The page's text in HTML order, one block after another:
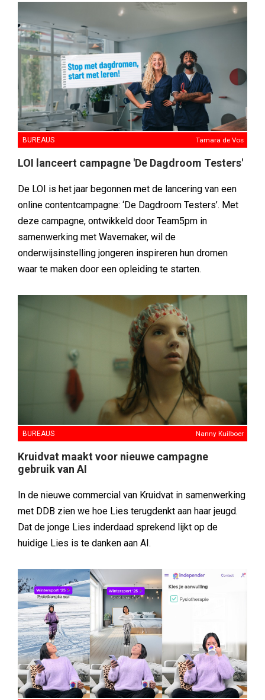
BUREAUS Tamara de Vos
LOI lanceert campagne 'De Dagdroom Testers'
De LOI is het jaar begonnen met de lancering van een
online contentcampagne: ‘De Dagdroom Testers’. Met
deze campagne, ontwikkeld door Team5pm in
samenwerking met Wavemaker, wil de
onderwijsinstelling jongeren inspireren hun dromen
waar te maken door een opleiding te starten.
BUREAUS Nanny Kuilboer
Kruidvat maakt voor nieuwe campagne
gebruik van AI
In de nieuwe commercial van Kruidvat in samenwerking
met DDB zien we hoe Lies terugdenkt aan haar jeugd.
Dat de jonge Lies inderdaad sprekend lijkt op de
huidige Lies is te danken aan AI.